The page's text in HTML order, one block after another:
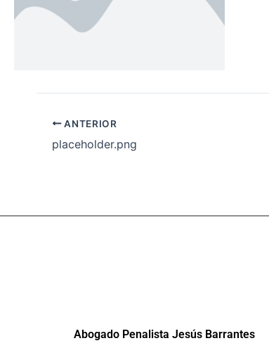
ANTERIOR
placeholder.png
Abogado Penalista Jesús Barrantes